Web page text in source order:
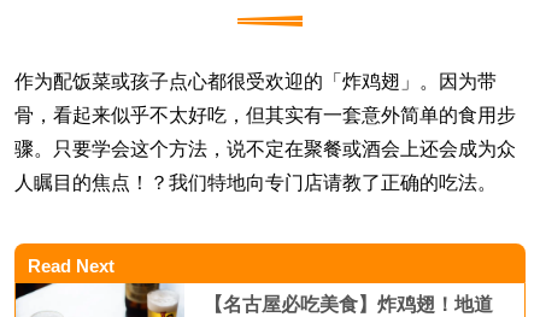
作为配饭菜或孩子点心都很受欢迎的「炸鸡翅」。因为带
骨，看起来似乎不太好吃，但其实有一套意外简单的食用步
骤。只要学会这个方法，说不定在聚餐或酒会上还会成为众
人瞩目的焦点！？我们特地向专门店请教了正确的吃法。
Read Next
【名古屋必吃美食】炸鸡翅！地道